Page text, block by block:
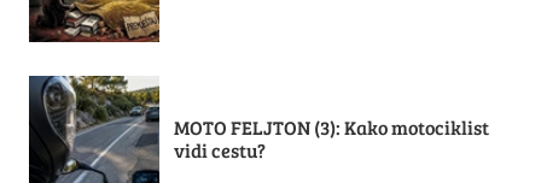
MOTO FELJTON (3): Kako motociklist
vidi cestu?